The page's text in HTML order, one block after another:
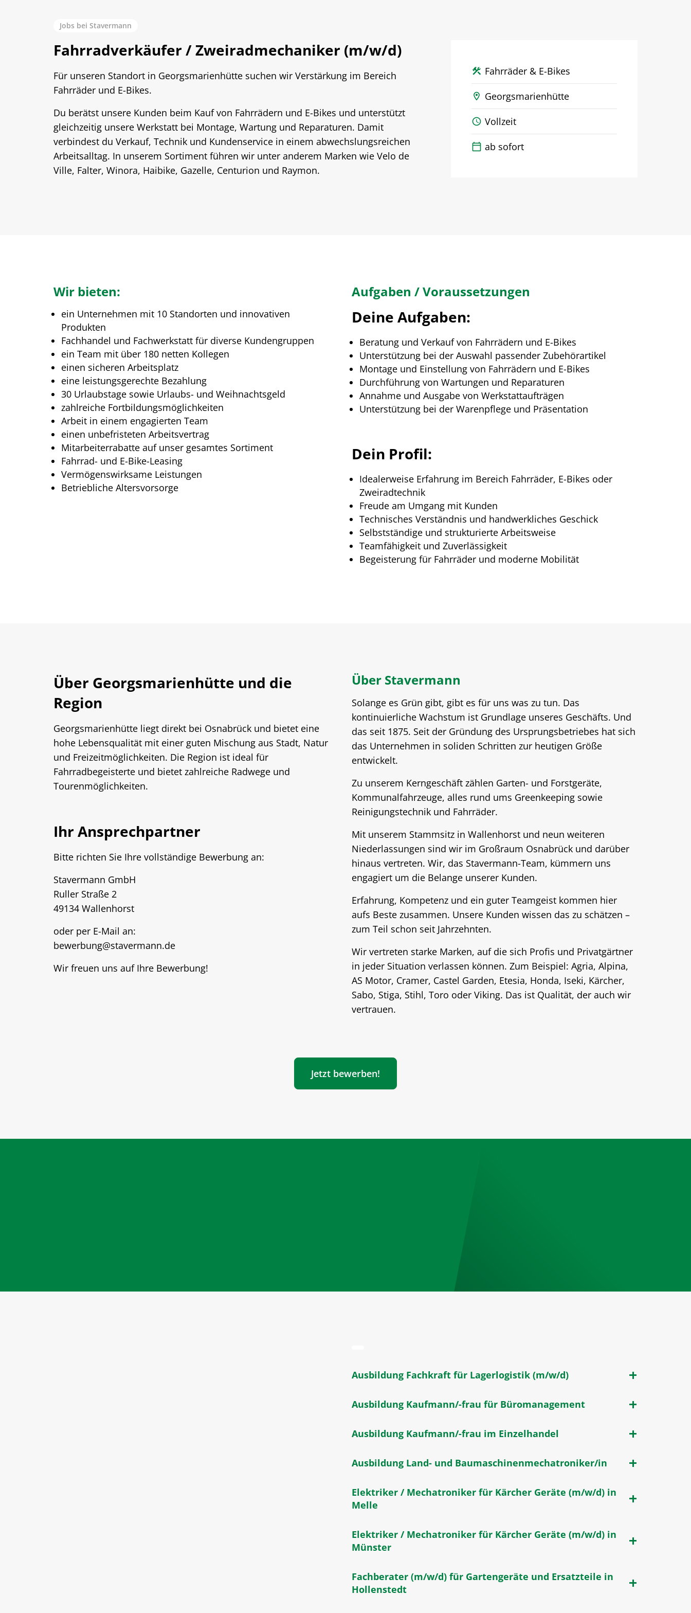
Jobs bei Stavermann
Fahrradverkäufer / Zweiradmechaniker (m/w/d)
Für unseren Standort in Georgsmarienhütte suchen wir Verstärkung im Bereich
Fahrräder und E-Bikes.
Du berätst unsere Kunden beim Kauf von Fahrrädern und E-Bikes und unterstützt
gleichzeitig unsere Werkstatt bei Montage, Wartung und Reparaturen. Damit
verbindest du Verkauf, Technik und Kundenservice in einem abwechslungsreichen
Arbeitsalltag. In unserem Sortiment führen wir unter anderem Marken wie Velo de
Ville, Falter, Winora, Haibike, Gazelle, Centurion und Raymon.
construction Fahrräder & E-Bikes
location_on Georgsmarienhütte
schedule Vollzeit
calendar_today ab sofort
Wir bieten:
ein Unternehmen mit 10 Standorten und innovativen
Produkten
Fachhandel und Fachwerkstatt für diverse Kundengruppen
ein Team mit über 180 netten Kollegen
einen sicheren Arbeitsplatz
eine leistungsgerechte Bezahlung
30 Urlaubstage sowie Urlaubs- und Weihnachtsgeld
zahlreiche Fortbildungsmöglichkeiten
Arbeit in einem engagierten Team
einen unbefristeten Arbeitsvertrag
Mitarbeiterrabatte auf unser gesamtes Sortiment
Fahrrad- und E-Bike-Leasing
Vermögenswirksame Leistungen
Betriebliche Altersvorsorge
Aufgaben / Voraussetzungen
Deine Aufgaben:
Beratung und Verkauf von Fahrrädern und E-Bikes
Unterstützung bei der Auswahl passender Zubehörartikel
Montage und Einstellung von Fahrrädern und E-Bikes
Durchführung von Wartungen und Reparaturen
Annahme und Ausgabe von Werkstattaufträgen
Unterstützung bei der Warenpflege und Präsentation
Dein Profil:
Idealerweise Erfahrung im Bereich Fahrräder, E-Bikes oder
Zweiradtechnik
Freude am Umgang mit Kunden
Technisches Verständnis und handwerkliches Geschick
Selbstständige und strukturierte Arbeitsweise
Teamfähigkeit und Zuverlässigkeit
Begeisterung für Fahrräder und moderne Mobilität
Über Georgsmarienhütte und die
Region
Georgsmarienhütte liegt direkt bei Osnabrück und bietet eine
hohe Lebensqualität mit einer guten Mischung aus Stadt, Natur
und Freizeitmöglichkeiten. Die Region ist ideal für
Fahrradbegeisterte und bietet zahlreiche Radwege und
Tourenmöglichkeiten.
Ihr Ansprechpartner
Bitte richten Sie Ihre vollständige Bewerbung an:
Stavermann GmbH
Ruller Straße 2
49134 Wallenhorst
oder per E-Mail an:
bewerbung@stavermann.de
Wir freuen uns auf Ihre Bewerbung!
Über Stavermann
Solange es Grün gibt, gibt es für uns was zu tun. Das
kontinuierliche Wachstum ist Grundlage unseres Geschäfts. Und
das seit 1875. Seit der Gründung des Ursprungsbetriebes hat sich
das Unternehmen in soliden Schritten zur heutigen Größe
entwickelt.
Zu unserem Kerngeschäft zählen Garten- und Forstgeräte,
Kommunalfahrzeuge, alles rund ums Greenkeeping sowie
Reinigungstechnik und Fahrräder.
Mit unserem Stammsitz in Wallenhorst und neun weiteren
Niederlassungen sind wir im Großraum Osnabrück und darüber
hinaus vertreten. Wir, das Stavermann-Team, kümmern uns
engagiert um die Belange unserer Kunden.
Erfahrung, Kompetenz und ein guter Teamgeist kommen hier
aufs Beste zusammen. Unsere Kunden wissen das zu schätzen –
zum Teil schon seit Jahrzehnten.
Wir vertreten starke Marken, auf die sich Profis und Privatgärtner
in jeder Situation verlassen können. Zum Beispiel: Agria, Alpina,
AS Motor, Cramer, Castel Garden, Etesia, Honda, Iseki, Kärcher,
Sabo, Stiga, Stihl, Toro oder Viking. Das ist Qualität, der auch wir
vertrauen.
Jetzt bewerben!
Ausbildung Fachkraft für Lagerlogistik (m/w/d)
Ausbildung Kaufmann/-frau für Büromanagement
Ausbildung Kaufmann/-frau im Einzelhandel
Ausbildung Land- und Baumaschinenmechatroniker/in
Elektriker / Mechatroniker für Kärcher Geräte (m/w/d) in
Melle
Elektriker / Mechatroniker für Kärcher Geräte (m/w/d) in
Münster
Fachberater (m/w/d) für Gartengeräte und Ersatzteile in
Hollenstedt